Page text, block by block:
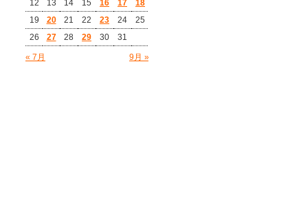
« 7月 9月 »
12
13 14 15 16 17
18
19
20 21 22 23 24
25
26
27 28 29 30 31